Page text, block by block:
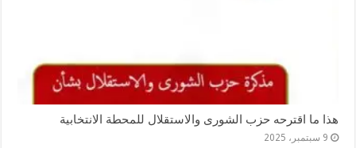
هذا ما اقترحه حزب الشورى والاستقلال للمحطة الانتخابية
9 سبتمبر، 2025